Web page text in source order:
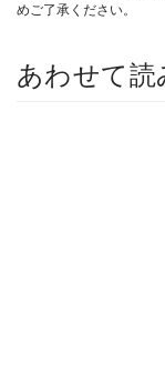
めご了承ください。
あわせて読